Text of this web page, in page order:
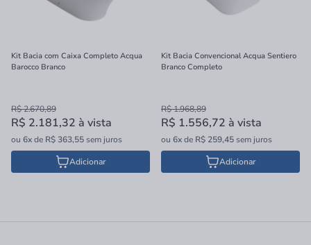
Kit Bacia com Caixa Completo Acqua
Barocco Branco
R$ 2.670,89
R$ 2.181,32 à vista
ou 6xde R$ 363,55sem juros
Adicionar
Kit Bacia Convencional Acqua Sentiero
Branco Completo
R$ 1.968,89
R$ 1.556,72 à vista
ou 6xde R$ 259,45sem juros
Adicionar